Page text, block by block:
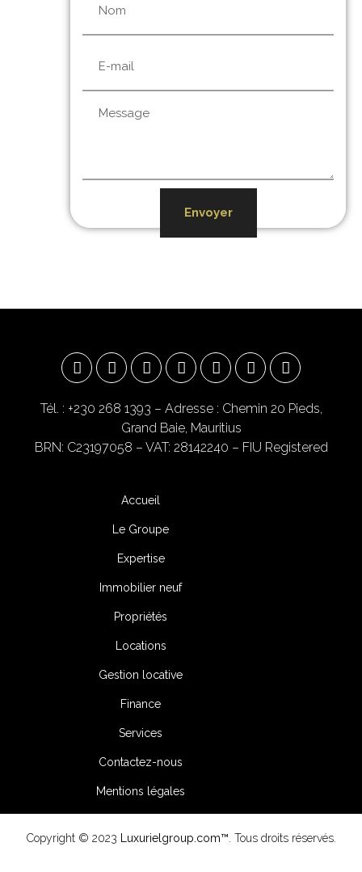
Envoyer
Tél. : +230 268 1393 – Adresse : Chemin 20 Pieds,
Grand Baie, Mauritius
BRN: C23197058 – VAT: 28142240 – FIU Registered
Accueil
Le Groupe
Expertise
Immobilier neuf
Propriétés
Locations
Gestion locative
Finance
Services
Contactez-nous
Mentions légales
Copyright © 2023 Luxurielgroup.com™ . Tous droits réservés.